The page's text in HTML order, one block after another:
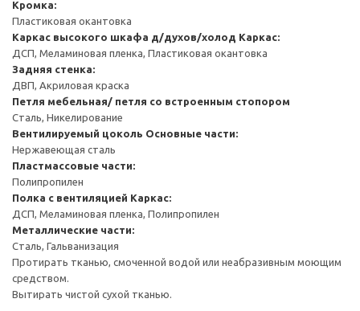
Кромка:
Пластиковая окантовка
Каркас высокого шкафа д/духов/холод Каркас:
ДСП, Меламиновая пленка, Пластиковая окантовка
Задняя стенка:
ДВП, Акриловая краска
Петля мебельная/ петля со встроенным стопором
Сталь, Никелирование
Вентилируемый цоколь Основные части:
Нержавеющая сталь
Пластмассовые части:
Полипропилен
Полка с вентиляцией Каркас:
ДСП, Меламиновая пленка, Полипропилен
Металлические части:
Сталь, Гальванизация
Протирать тканью, смоченной водой или неабразивным моющим
средством.
Вытирать чистой сухой тканью.